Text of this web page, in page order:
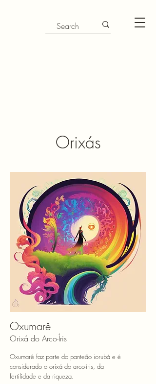
Orixás
Oxumarê
Orixá do Arco-Íris
Oxumarê faz parte do panteão iorubá e é
considerado o orixá do arco-íris, da
fertilidade e da riqueza.